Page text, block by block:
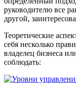
руководителю все
другой,
Теоретические
себя несколько
владелец бизнеса
соблюдать: